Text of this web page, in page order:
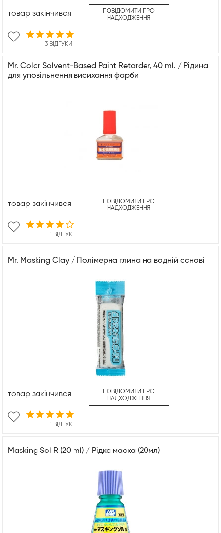
3 ВІДГУКИ
товар закінчився
ПОВІДОМИТИ ПРО
НАДХОДЖЕННЯ
Mr. Color Solvent-Based Paint Retarder, 40 ml. / Рідина
для уповільнення висихання фарби
1 ВІДГУК
товар закінчився
ПОВІДОМИТИ ПРО
НАДХОДЖЕННЯ
Mr. Masking Clay / Полімерна глина на водній основі
1 ВІДГУК
товар закінчився
ПОВІДОМИТИ ПРО
НАДХОДЖЕННЯ
Masking Sol R (20 ml) / Рідка маска (20мл)